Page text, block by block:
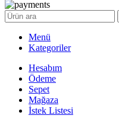
Menü
Kategoriler
Hesabım
Ödeme
Sepet
Mağaza
İstek Listesi